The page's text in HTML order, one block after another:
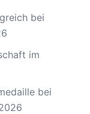
bei
im
bei